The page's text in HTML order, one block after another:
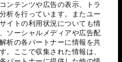
ンテンツや広告の表示、トラ
析を行っています。またユー
イトの利用状況についても情
ソーシャルメディアや広告配
析の各パートナーに情報を共
。ここで収集された情報は、